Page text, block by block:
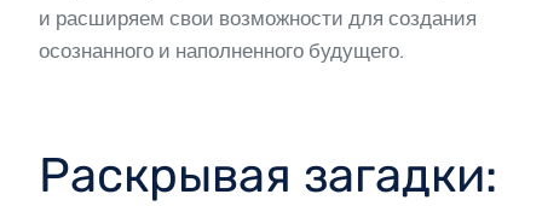
и расширяем свои возможности для создания
осознанного и наполненного будущего.
Раскрывая загадки: